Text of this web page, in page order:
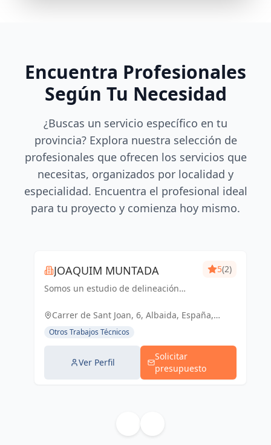
Encuentra Profesionales
Según Tu Necesidad
¿Buscas un servicio específico en tu
provincia? Explora nuestra selección de
profesionales que ofrecen los servicios que
necesitas, organizados por localidad y
especialidad. Encuentra el profesional ideal
para tu proyecto y comienza hoy mismo.
JOAQUIM MUNTADA
Somos un estudio de delineación
básicos, de ejecución, licencias de
industrial, diseño 3D de p...
5(2)
Carrer de Sant Joan, 6, Albaida, España,
España
Otros Trabajos Técnicos
Ver Perfil
Solicitar
presupuesto